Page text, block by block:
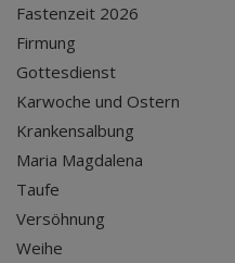
Fastenzeit 2026
Firmung
Gottesdienst
Karwoche und Ostern
Krankensalbung
Maria Magdalena
Taufe
Versöhnung
Weihe